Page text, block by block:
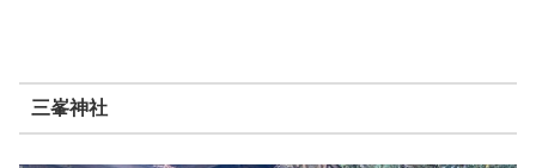
三峯神社